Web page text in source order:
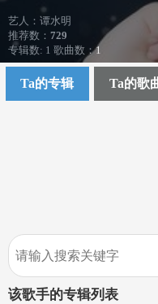
艺人：谭水明
推荐数： 729
专辑数: 1 歌曲数：1
Ta的专辑 Ta的歌
该歌手的专辑列表